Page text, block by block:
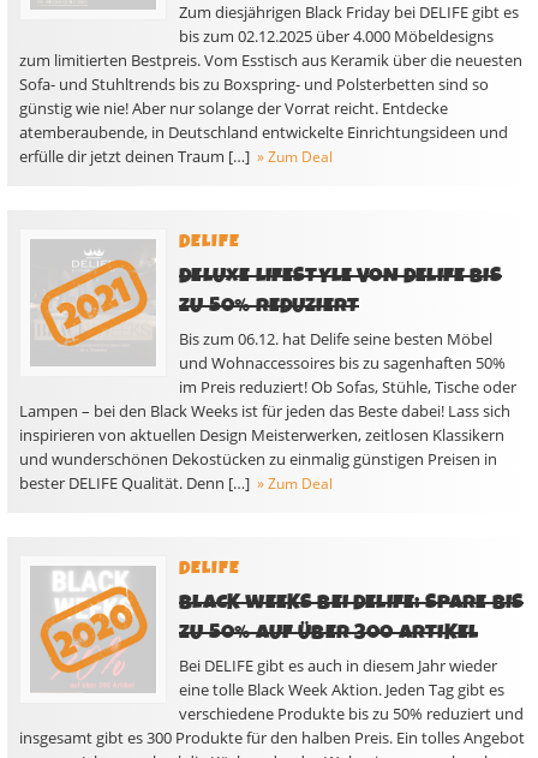
Zum diesjährigen Black Friday bei DELIFE gibt es
bis zum 02.12.2025 über 4.000 Möbeldesigns
zum limitierten Bestpreis. Vom Esstisch aus Keramik über die neuesten
Sofa- und Stuhltrends bis zu Boxspring- und Polsterbetten sind so
günstig wie nie! Aber nur solange der Vorrat reicht. Entdecke
atemberaubende, in Deutschland entwickelte Einrichtungsideen und
erfülle dir jetzt deinen Traum […] » Zum Deal
DELIFE
DELUXE LIFESTYLE VON DELIFE BIS
ZU 50% REDUZIERT
Bis zum 06.12. hat Delife seine besten Möbel
und Wohnaccessoires bis zu sagenhaften 50%
im Preis reduziert! Ob Sofas, Stühle, Tische oder
Lampen – bei den Black Weeks ist für jeden das Beste dabei! Lass sich
inspirieren von aktuellen Design Meisterwerken, zeitlosen Klassikern
und wunderschönen Dekostücken zu einmalig günstigen Preisen in
bester DELIFE Qualität. Denn […] » Zum Deal
DELIFE
BLACK WEEKS BEI DELIFE: SPARE BIS
ZU 50% AUF ÜBER 300 ARTIKEL
Bei DELIFE gibt es auch in diesem Jahr wieder
eine tolle Black Week Aktion. Jeden Tag gibt es
verschiedene Produkte bis zu 50% reduziert und
insgesamt gibt es 300 Produkte für den halben Preis. Ein tolles Angebot